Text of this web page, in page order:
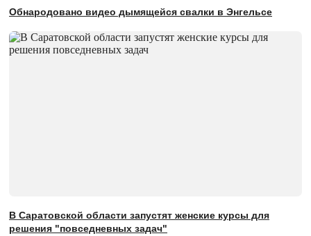
Обнародовано видео дымящейся свалки в Энгельсе
В Саратовской области запустят женские курсы для
решения "повседневных задач"